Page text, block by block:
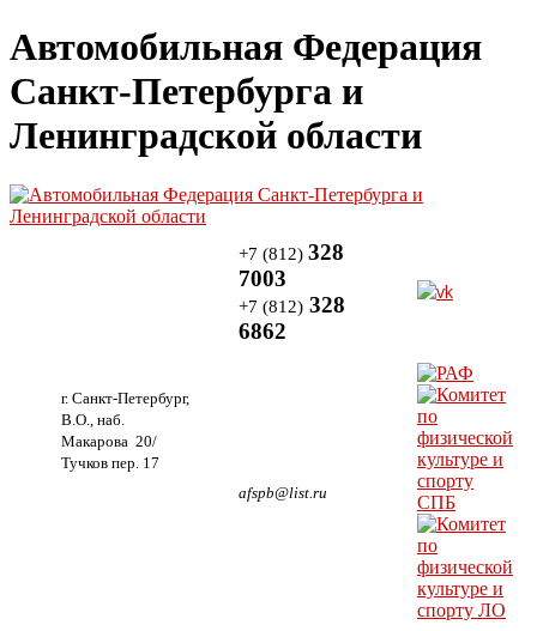
Автомобильная Федерация
Санкт-Петербурга и
Ленинградской области
г. Санкт-Петербург,
В.О., наб.
Макарова 20/
Тучков пер. 17
+7 (812) 328
7003
+7 (812) 328
6862
afspb@list.ru